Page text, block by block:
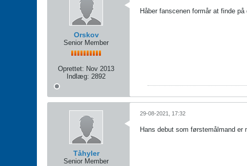
Orskov
Senior Member
Oprettet: Nov 2013
Indlæg: 2892
Håber fanscenen formår at finde
Tåhyler
Senior Member
29-08-2021, 17:32
Hans debut som førstemålmand